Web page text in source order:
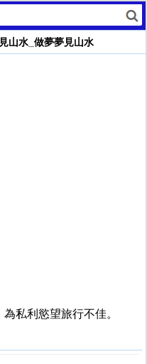
山水_做夢夢見山水
私利慾望旅行不佳。